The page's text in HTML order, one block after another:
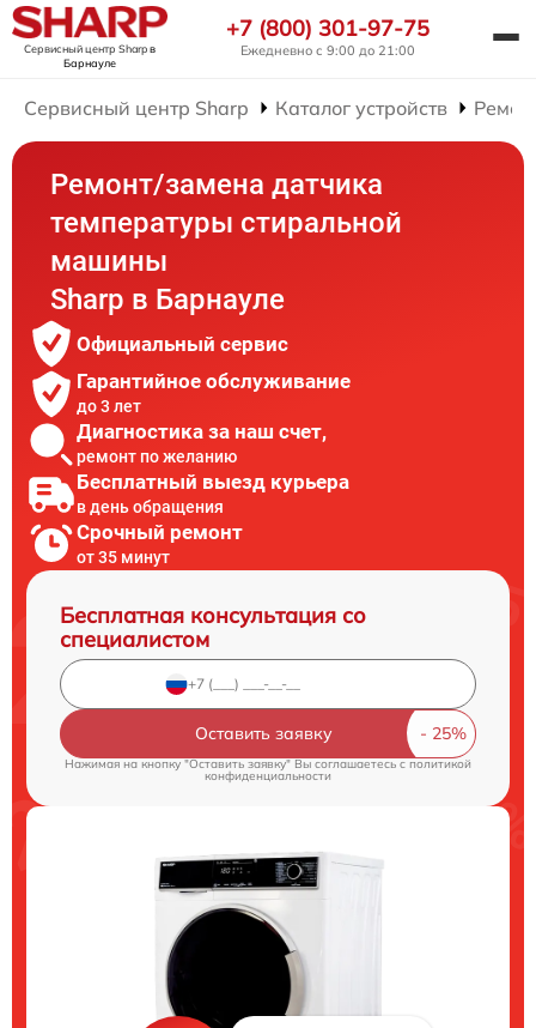
Сервисный центр Sharpв
Барнауле
+7 (800) 301-97-75
Ежедневно с 9:00 до 21:00
Сервисный центр Sharp Каталог устройств
Ремонт/замена датчика
температуры стиральной
машины
Sharp в Барнауле
Официальный сервис
Гарантийное обслуживание
до 3 лет
Диагностика за наш счет,
ремонт по желанию
Бесплатный выезд курьера
в день обращения
Срочный ремонт
от 35 минут
Бесплатная консультация со
специалистом
Оставить заявку
Нажимая на кнопку "Оставить заявку" Вы соглашаетесь cполитикой
конфиденциальности